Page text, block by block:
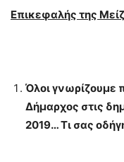
Επικεφαλής της
Όλοι γνωρίζουμε
Δήμαρχος στις
2019… Τι σας